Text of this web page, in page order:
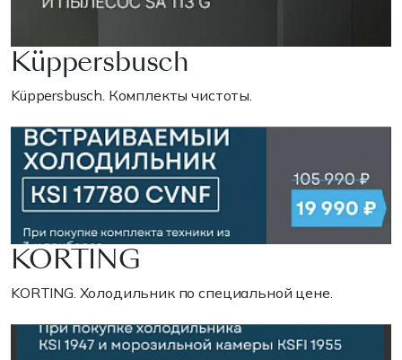
Küppersbusch
Küppersbusch. Комплекты чистоты.
KORTING
KORTING. Холодильник по специальной цене.